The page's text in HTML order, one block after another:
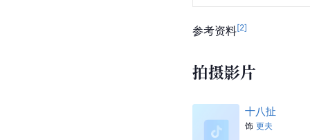
参考资料[2]
拍摄影片
十八扯
饰 更夫